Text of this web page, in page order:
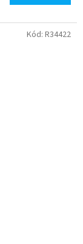
Kód: R34422